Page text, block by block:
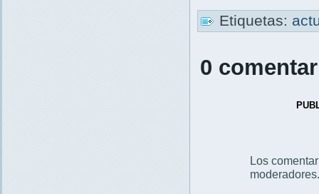
Etiquetas:
0
Los
moderadores.